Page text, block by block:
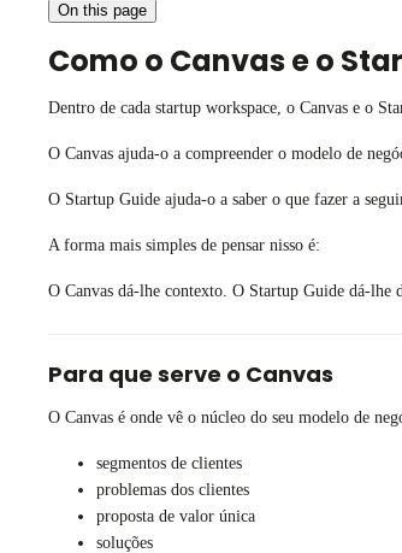
On this page
Como o Canvas e o
Dentro de cada startup workspace, o Canvas e o
O Canvas ajuda-o a compreender o modelo de
O Startup Guide ajuda-o a saber o que fazer a
A forma mais simples de pensar nisso é:
O Canvas dá-lhe contexto. O Startup Guide dá-lhe
Para que serve o Canvas
O Canvas é onde vê o núcleo do seu modelo de
segmentos de clientes
problemas dos clientes
proposta de valor única
soluções